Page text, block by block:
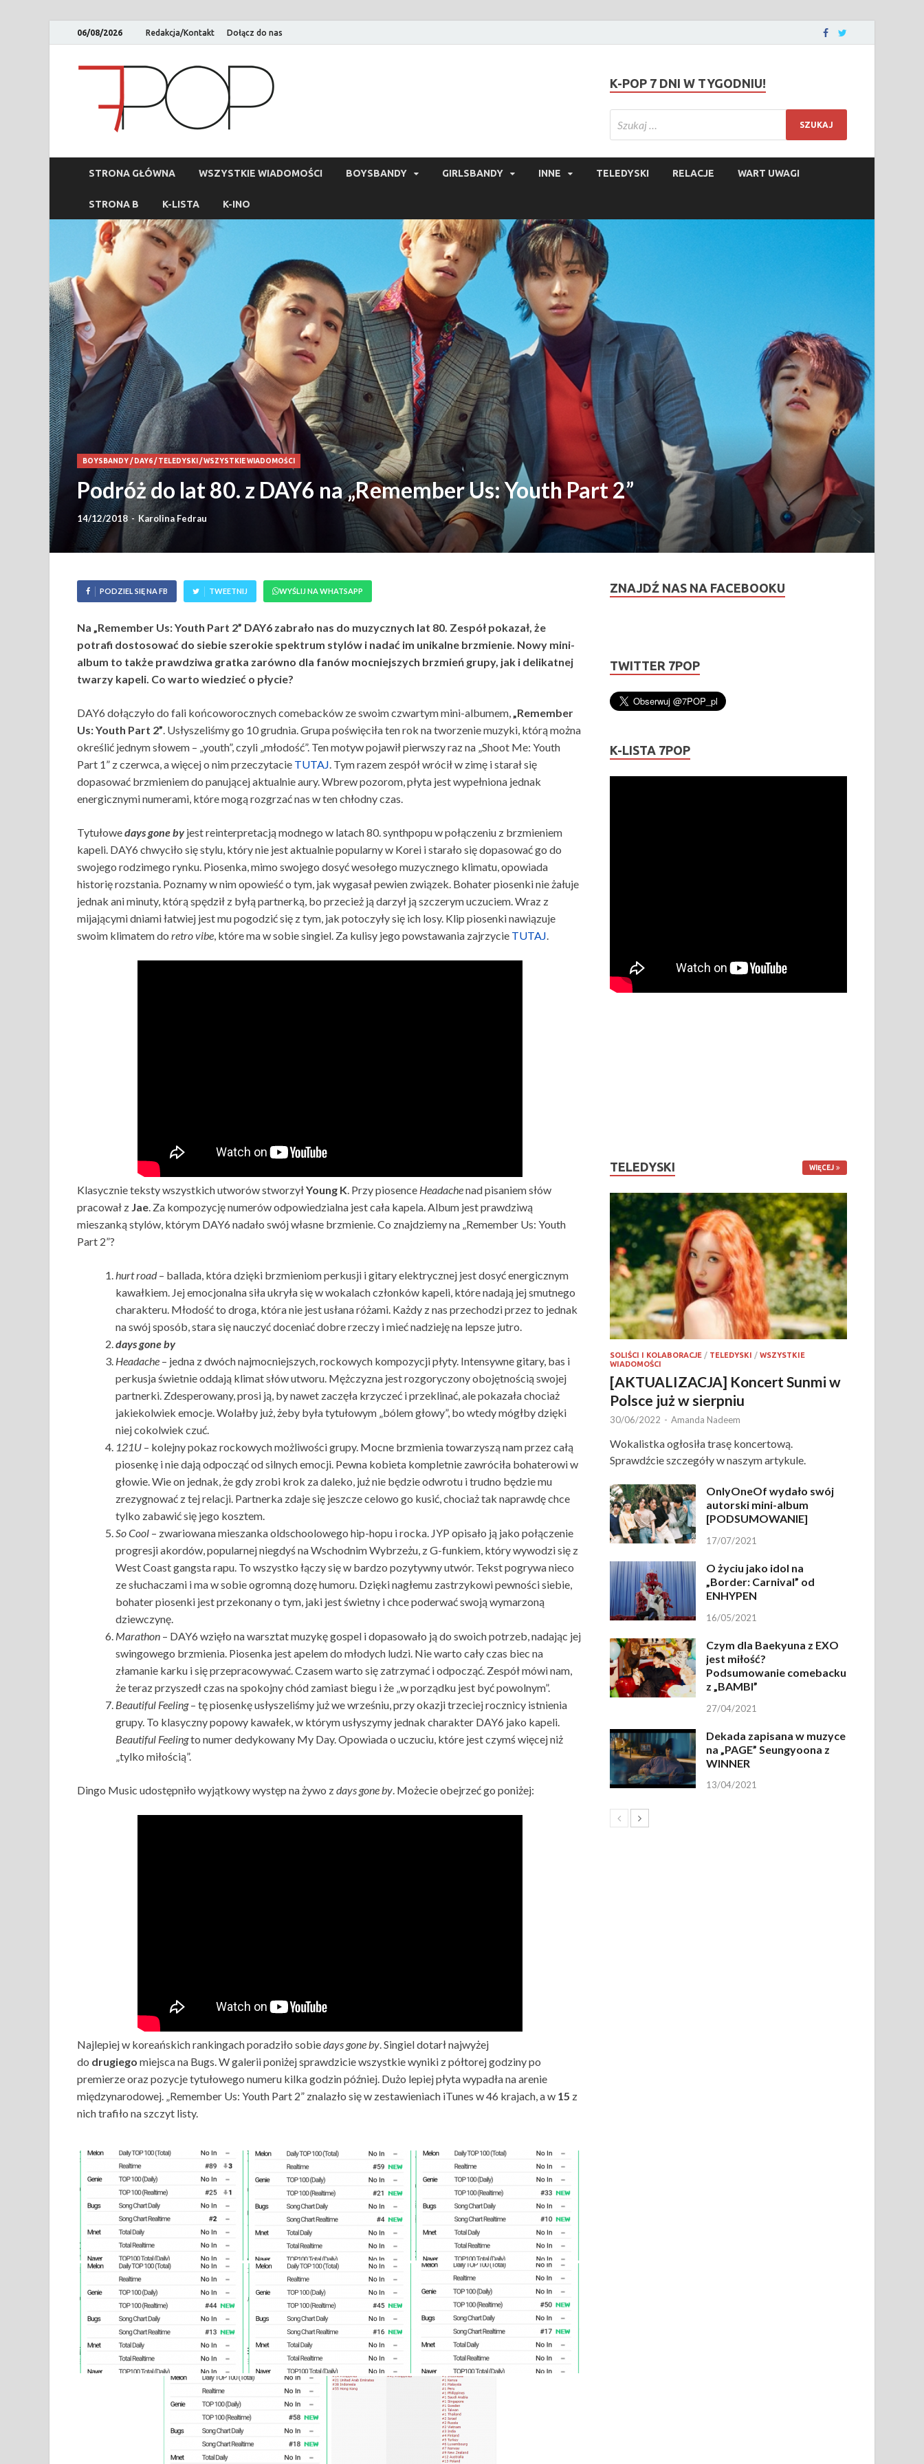
06/08/2026 Redakcja/Kontakt Dołącz do nas
K-POP 7 DNI W TYGODNIU!
STRONA GŁÓWNA WSZYSTKIE WIADOMOŚCI BOYSBANDY GIRLSBANDY INNE TELEDYSKI RELACJE WART UWAGI
STRONA B K-LISTA K-INO
BOYSBANDY/ DAY6/ TELEDYSKI /WSZYSTKIE WIADOMOŚCI
Podróż do lat 80. z DAY6 na „Remember Us: Youth Part 2”
14/12/2018 - Karolina Fedrau
PODZIEL SIĘ NA FB TWEETNIJ WYŚLIJ NA WHATSAPP
Na „Remember Us: Youth Part 2” DAY6 zabrało nas do muzycznych lat 80. Zespół pokazał, że
potrafi dostosować do siebie szerokie spektrum stylów i nadać im unikalne brzmienie. Nowy mini-
album to także prawdziwa gratka zarówno dla fanów mocniejszych brzmień grupy, jak i delikatnej
twarzy kapeli. Co warto wiedzieć o płycie?
DAY6 dołączyło do fali końcoworocznych comebacków ze swoim czwartym mini-albumem,„Remember
Us: Youth Part 2”. Usłyszeliśmy go 10 grudnia. Grupa poświęciła ten rok na tworzenie muzyki, którą można
określić jednym słowem – „youth”, czyli „młodość”. Ten motyw pojawił pierwszy raz na „Shoot Me: Youth
Part 1” z czerwca, a więcej o nim przeczytacie TUTAJ. Tym razem zespół wrócił w zimę i starał się
dopasować brzmieniem do panującej aktualnie aury. Wbrew pozorom, płyta jest wypełniona jednak
energicznymi numerami, które mogą rozgrzać nas w ten chłodny czas.
Tytułowedays gone byjest reinterpretacją modnego w latach 80. synthpopu w połączeniu z brzmieniem
kapeli. DAY6 chwyciło się stylu, który nie jest aktualnie popularny w Korei i starało się dopasować go do
swojego rodzimego rynku. Piosenka, mimo swojego dosyć wesołego muzycznego klimatu, opowiada
historię rozstania. Poznamy w nim opowieść o tym, jak wygasał pewien związek. Bohater piosenki nie żałuje
jednak ani minuty, którą spędził z byłą partnerką, bo przecież ją darzył ją szczerym uczuciem. Wraz z
mijającymi dniami łatwiej jest mu pogodzić się z tym, jak potoczyły się ich losy. Klip piosenki nawiązuje
swoim klimatem do retro vibe, które ma w sobie singiel. Za kulisy jego powstawania zajrzycie TUTAJ.
Klasycznie teksty wszystkich utworów stworzyłYoung K. Przy piosence Headachenad pisaniem słów
pracował z Jae. Za kompozycję numerów odpowiedzialna jest cała kapela. Album jest prawdziwą
mieszanką stylów, którym DAY6 nadało swój własne brzmienie. Co znajdziemy na „Remember Us: Youth
Part 2”?
hurt road– ballada, która dzięki brzmieniom perkusji i gitary elektrycznej jest dosyć energicznym
kawałkiem. Jej emocjonalna siła ukryła się w wokalach członków kapeli, które nadają jej smutnego
charakteru. Młodość to droga, która nie jest usłana różami. Każdy z nas przechodzi przez to jednak
na swój sposób, stara się nauczyć doceniać dobre rzeczy i mieć nadzieję na lepsze jutro.
days gone by
Headache – jedna z dwóch najmocniejszych, rockowych kompozycji płyty. Intensywne gitary, bas i
perkusja świetnie oddają klimat słów utworu. Mężczyzna jest rozgoryczony obojętnością swojej
partnerki. Zdesperowany, prosi ją, by nawet zaczęła krzyczeć i przeklinać, ale pokazała chociaż
jakiekolwiek emocje. Wolałby już, żeby była tytułowym „bólem głowy”, bo wtedy mógłby dzięki
niej cokolwiek czuć.
121U – kolejny pokaz rockowych możliwości grupy. Mocne brzmienia towarzyszą nam przez całą
piosenkę i nie dają odpocząć od silnych emocji. Pewna kobieta kompletnie zawróciła bohaterowi w
głowie. Wie on jednak, że gdy zrobi krok za daleko, już nie będzie odwrotu i trudno będzie mu
zrezygnować z tej relacji. Partnerka zdaje się jeszcze celowo go kusić, chociaż tak naprawdę chce
tylko zabawić się jego kosztem.
So Cool – zwariowana mieszanka oldschoolowego hip-hopu i rocka. JYP opisało ją jako połączenie
progresji akordów, popularnej niegdyś na Wschodnim Wybrzeżu, z G-funkiem, który wywodzi się z
West Coast gangsta rapu. To wszystko łączy się w bardzo pozytywny utwór. Tekst pogrywa nieco
ze słuchaczami i ma w sobie ogromną dozę humoru. Dzięki nagłemu zastrzykowi pewności siebie,
bohater piosenki jest przekonany o tym, jaki jest świetny i chce poderwać swoją wymarzoną
dziewczynę.
Marathon – DAY6 wzięło na warsztat muzykę gospel i dopasowało ją do swoich potrzeb, nadając jej
swingowego brzmienia. Piosenka jest apelem do młodych ludzi. Nie warto cały czas biec na
złamanie karku i się przepracowywać. Czasem warto się zatrzymać i odpocząć. Zespół mówi nam,
że teraz przyszedł czas na spokojny chód zamiast biegu i że „w porządku jest być powolnym”.
Beautiful Feeling– tę piosenkę usłyszeliśmy już we wrześniu, przy okazji trzeciej rocznicy istnienia
grupy. To klasyczny popowy kawałek, w którym usłyszymy jednak charakter DAY6 jako kapeli.
Beautiful Feelingto numer dedykowany My Day. Opowiada o uczuciu, które jest czymś więcej niż
„tylko miłością”.
Dingo Music udostępniło wyjątkowy występ na żywo zdays gone by. Możecie obejrzeć go poniżej:
Najlepiej w koreańskich rankingach poradziło sobiedays gone by. Singiel dotarł najwyżej
do drugiego miejsca na Bugs. W galerii poniżej sprawdzicie wszystkie wyniki z półtorej godziny po
premierze oraz pozycje tytułowego numeru kilka godzin później. Dużo lepiej płyta wypadła na arenie
międzynarodowej. „Remember Us: Youth Part 2” znalazło się w zestawieniach iTunes w 46 krajach, a w 15 z
nich trafiło na szczyt listy.
ZNAJDŹ NAS NA FACEBOOKU
TWITTER 7POP
K-LISTA 7POP
TELEDYSKI WIĘCEJ
SOLIŚCI I KOLABORACJE / TELEDYSKI /WSZYSTKIE
WIADOMOŚCI
[AKTUALIZACJA] Koncert Sunmi w
Polsce już w sierpniu
30/06/2022 - Amanda Nadeem
Wokalistka ogłosiła trasę koncertową.
Sprawdźcie szczegóły w naszym artykule.
OnlyOneOf wydało swój
autorski mini-album
[PODSUMOWANIE]
17/07/2021
O życiu jako idol na
„Border: Carnival” od
ENHYPEN
16/05/2021
Czym dla Baekyuna z EXO
jest miłość?
Podsumowanie comebacku
z „BAMBI”
27/04/2021
Dekada zapisana w muzyce
na „PAGE” Seungyoona z
WINNER
13/04/2021